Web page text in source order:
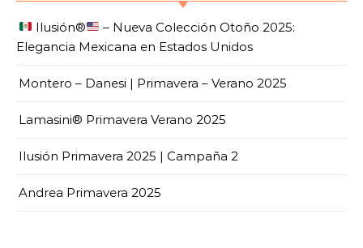
Ilusión®️
– Nueva Colección Otoño 2025:
Elegancia Mexicana en Estados Unidos
Montero – Danesi | Primavera – Verano 2025
Lamasini® Primavera Verano 2025
Ilusión Primavera 2025 | Campaña 2
Andrea Primavera 2025